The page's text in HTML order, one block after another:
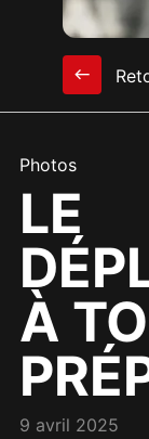
Photos
LE
À
9 avril 2025